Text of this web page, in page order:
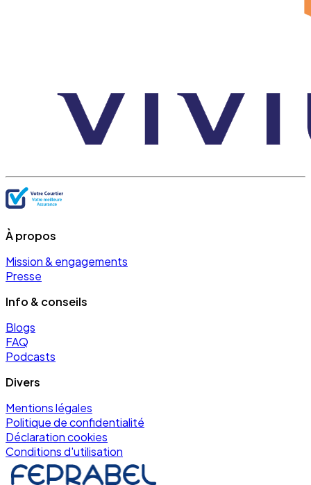
À propos
Mission & engagements
Presse
Info & conseils
Blogs
FAQ
Podcasts
Divers
Mentions légales
Politique de confidentialité
Déclaration cookies
Conditions d'utilisation